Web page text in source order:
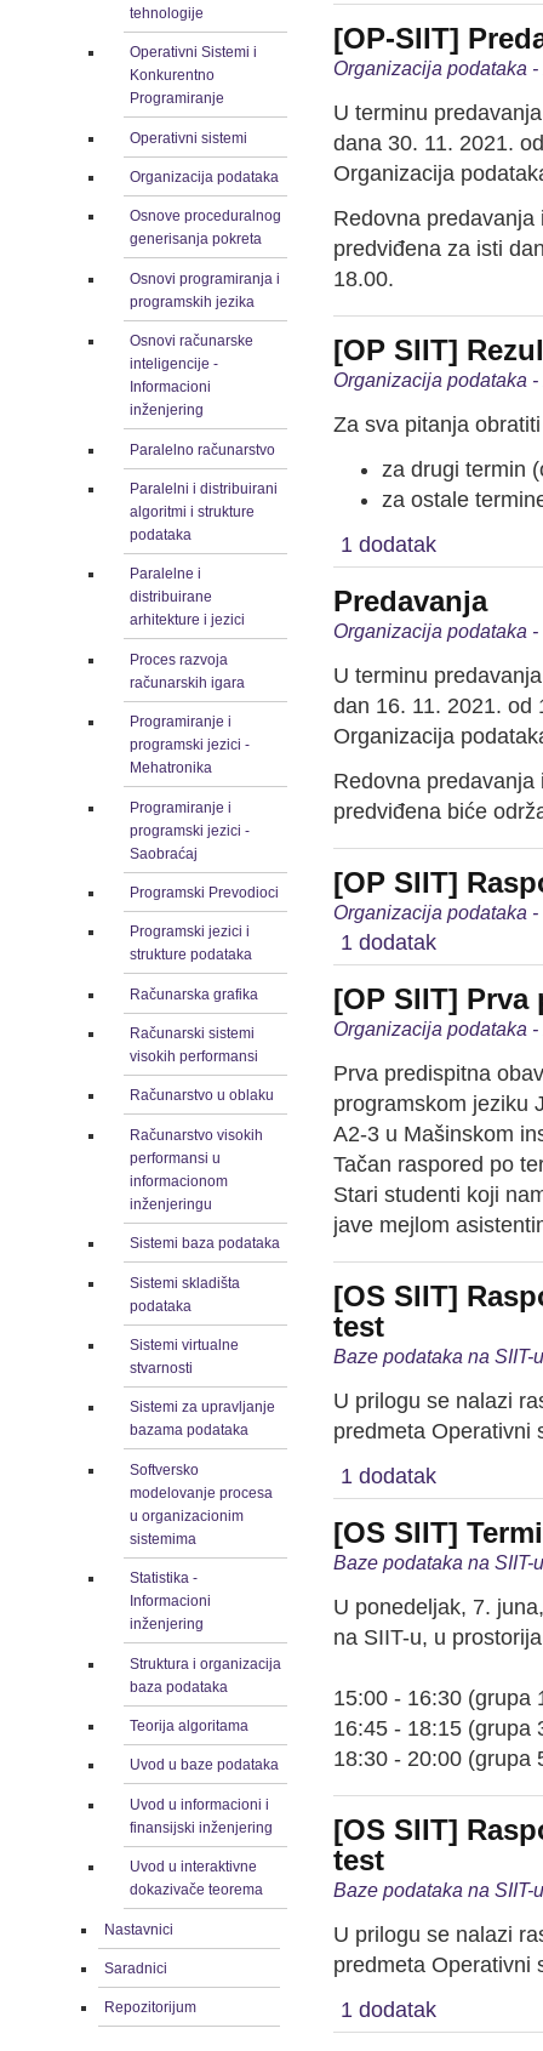
tehnologije
Operativni Sistemi i
Konkurentno
Programiranje
Operativni sistemi
Organizacija podataka
Osnove proceduralnog
generisanja pokreta
Osnovi programiranja i
programskih jezika
Osnovi računarske
inteligencije -
Informacioni
inženjering
Paralelno računarstvo
Paralelni i distribuirani
algoritmi i strukture
podataka
Paralelne i
distribuirane
arhitekture i jezici
Proces razvoja
računarskih igara
Programiranje i
programski jezici -
Mehatronika
Programiranje i
programski jezici -
Saobraćaj
Programski Prevodioci
Programski jezici i
strukture podataka
Računarska grafika
Računarski sistemi
visokih performansi
Računarstvo u oblaku
Računarstvo visokih
performansi u
informacionom
inženjeringu
Sistemi baza podataka
Sistemi skladišta
podataka
Sistemi virtualne
stvarnosti
Sistemi za upravljanje
bazama podataka
Softversko
modelovanje procesa
u organizacionim
sistemima
Statistika -
Informacioni
inženjering
Struktura i organizacija
baza podataka
Teorija algoritama
Uvod u baze podataka
Uvod u informacioni i
finansijski inženjering
Uvod u interaktivne
dokazivače teorema
Nastavnici
Saradnici
Repozitorijum
[OP-SIIT]
Organizacija podataka
U terminu
dana 30. 11. 2021.
Organizacija
Redovna
predviđena za isti
18.00.
[OP SIIT]
Organizacija podataka
Za sva pitanja
za drugi termin
za ostale
1 dodatak
Predavanja
Organizacija podataka
U terminu
dan 16. 11. 2021. od
Organizacija
Redovna
predviđena biće
[OP SIIT]
Organizacija podataka
1 dodatak
[OP SIIT]
Organizacija podataka
Prva predispitna
programskom jeziku
A2-3 u Mašinskom
Tačan raspored po
Stari studenti koji
jave mejlom
[OS SIIT]
test
Baze podataka na SIIT-
U prilogu se nalazi
predmeta Operativni
1 dodatak
[OS SIIT]
Baze podataka na SIIT-
U ponedeljak, 7.
na SIIT-u, u
15:00 - 16:30 (grupa
16:45 - 18:15 (grupa
18:30 - 20:00 (grupa
[OS SIIT]
test
Baze podataka na SIIT-
U prilogu se nalazi
predmeta Operativni
1 dodatak